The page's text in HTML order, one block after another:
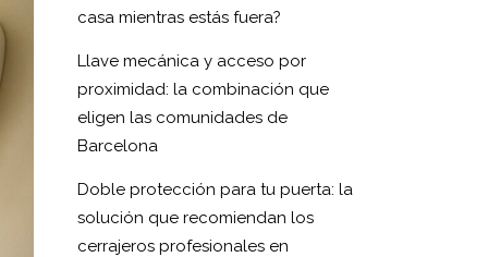
casa mientras estás fuera?
Llave mecánica y acceso por
proximidad: la combinación que
eligen las comunidades de
Barcelona
Doble protección para tu puerta: la
solución que recomiendan los
cerrajeros profesionales en